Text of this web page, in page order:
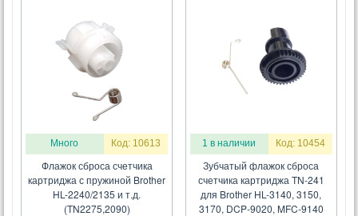
Много Код: 10613
Флажок сброса счетчика
картриджа с пружиной Brother
HL-2240/2135 и т.д.
(TN2275,2090)
1 в наличии Код: 10454
Зубчатый флажок сброса
счетчика картриджа TN-241
для Brother HL-3140, 3150,
3170, DCP-9020, MFC-9140